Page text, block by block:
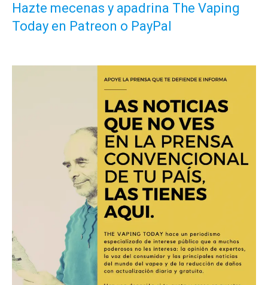
Hazte mecenas y apadrina The Vaping
Today en Patreon o PayPal